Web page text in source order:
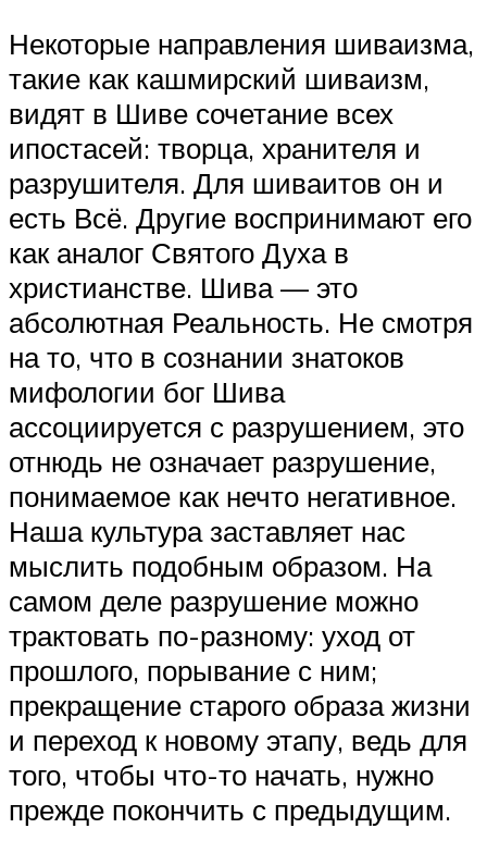
Некоторые направления шиваизма,
такие как кашмирский шиваизм,
видят в Шиве сочетание всех
ипостасей: творца, хранителя и
разрушителя. Для шиваитов он и
есть Всё. Другие воспринимают его
как аналог Святого Духа в
христианстве. Шива — это
абсолютная Реальность. Не смотря
на то, что в сознании знатоков
мифологии бог Шива
ассоциируется с разрушением, это
отнюдь не означает разрушение,
понимаемое как нечто негативное.
Наша культура заставляет нас
мыслить подобным образом. На
самом деле разрушение можно
трактовать по-разному: уход от
прошлого, порывание с ним;
прекращение старого образа жизни
и переход к новому этапу, ведь для
того, чтобы что-то начать, нужно
прежде покончить с предыдущим.